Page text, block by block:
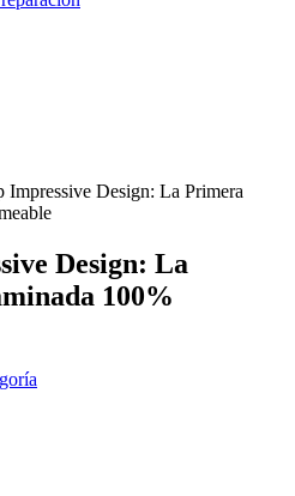
Impressive Design: La Primera
Design: La
100%